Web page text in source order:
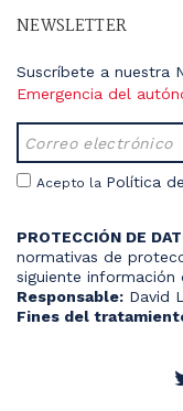
NEWSLETTER
Suscríbete a nuestra
Emergencia del
Acepto la Política
PROTECCIÓN DE
normativas de
siguiente
Responsable: David
Fines del
supresión, limitación